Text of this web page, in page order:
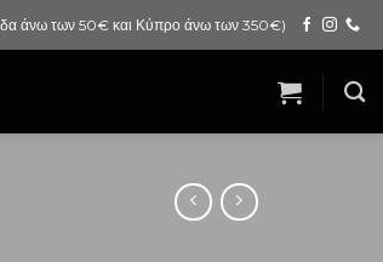
άνω των 50€ και Κύπρο άνω των 350€)